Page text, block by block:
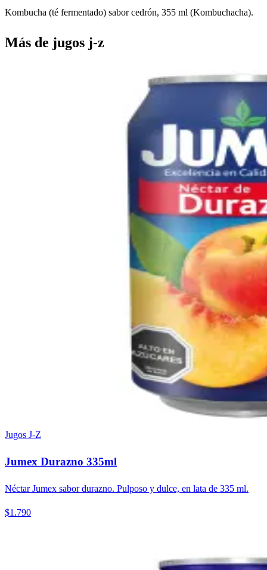
Kombucha (té fermentado) sabor cedrón, 355 ml (Kombuchacha).
Más de jugos j-z
Jugos J-Z
Jumex Durazno 335ml
Néctar Jumex sabor durazno. Pulposo y dulce, en lata de 335 ml.
$1.790